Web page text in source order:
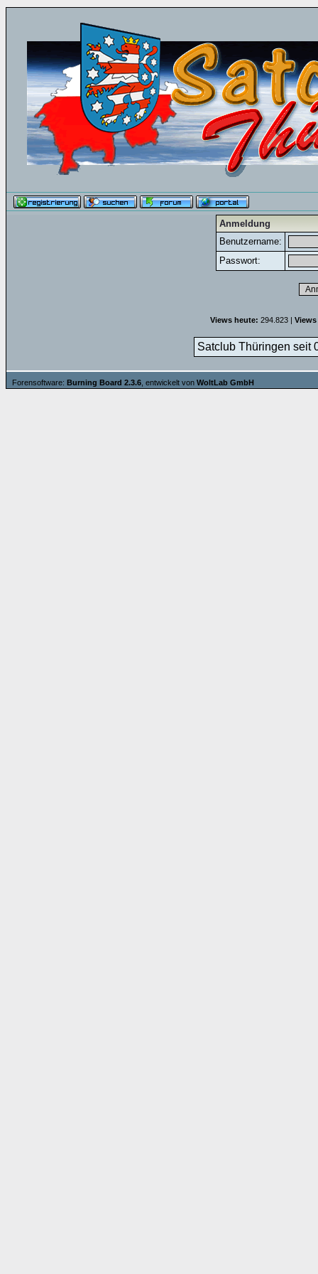
Anmeldung
Benutzername:
Passwort:
Views heute: 294.823 |
Satclub Thüringen seit
Forensoftware: Burning Board 2.3.6 , entwickelt von WoltLab GmbH